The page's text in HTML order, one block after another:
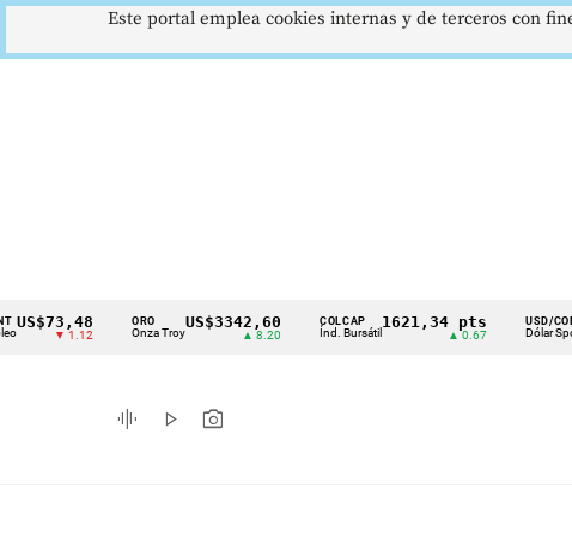
Cintillo
indicadores
económicos
▼ 1.12
ORO
Onza Troy
US$3342,60 COLCAP
Índ. Bursátil
1621,34 pts USD/COP
Dólar Spot ▲
graphic_eq play_arrow photo_camera
Este portal emplea cookies internas y de terceros con